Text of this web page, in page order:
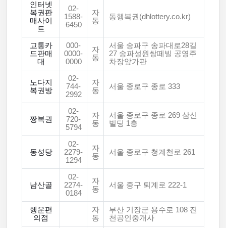
인터넷
복권판
매사이
트
02-
1588-
6450
자
동
동행복권(dhlottery.co.kr)
교통카
드판매
대
000-
0000-
0000
자
동
서울 송파구 송파대로28길
27 송파성원쌍떼빌 공영주
차장앞가판
노다지
복권방
02-
744-
2992
자
동
서울 종로구 종로 333
짱복권
02-
720-
5794
자
동
서울 종로구 종로 269 삼신
빌딩 1층
동성당
02-
2279-
1294
자
동
서울 종로구 청계천로 261
남산골
02-
2274-
0184
자
동
서울 중구 퇴계로 222-1
행운편
의점
자
동
부산 기장군 용수로 108 진
천공인중개사